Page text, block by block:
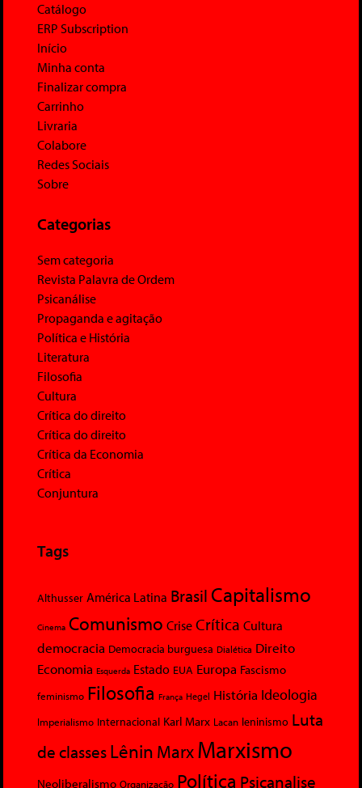
Catálogo
ERP Subscription
Início
Minha conta
Finalizar compra
Carrinho
Livraria
Colabore
Redes Sociais
Sobre
Categorias
Sem categoria
Revista Palavra de Ordem
Psicanálise
Propaganda e agitação
Política e História
Literatura
Filosofia
Cultura
Crítica do direito
Crítica do direito
Crítica da Economia
Crítica
Conjuntura
Tags
Althusser América Latina Brasil Capitalismo
Cinema Comunismo Crise Crítica Cultura
democracia Democracia burguesa Dialética Direito
Economia Esquerda Estado EUA Europa Fascismo
feminismo Filosofia França Hegel História Ideologia
Imperialismo Internacional Karl Marx Lacan leninismo Luta
de classesLênin MarxMarxismo
Neoliberalismo Organização Política Psicanalise